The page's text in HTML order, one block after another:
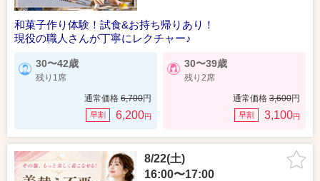
和菓子作り体験！試食&お持ち帰りあり！
現役の職人さんが丁寧にレクチャー♪
30〜42歳
残り1席
通常価格 6,700円
早割 6,200円
30〜39歳
残り2席
通常価格 3,600円
早割 3,100円
8/22(土)
16:00〜17:00